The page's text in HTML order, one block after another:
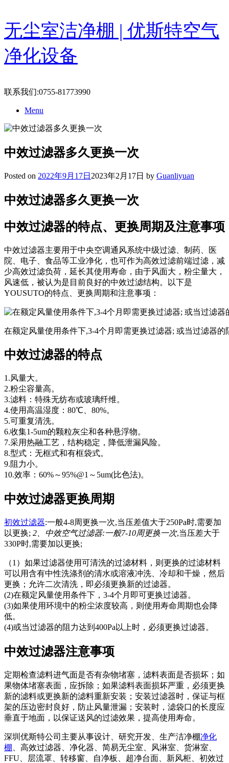
Skip
to
content
无尘室洁净棚 | 优斯特空气
净化设备
联系我们:0755-81773990
Menu
中效过滤器多久更换一次
Posted on 2022年9月17日 2023年2月17日 by Guanliyuan
中效过滤器多久更换一次
中效过滤器的特点、更换周期及注意事项
中效过滤器主要用于中央空调通风系统中级过滤、制药、医
院、电子、食品等工业净化，也可作为高效过滤前端过滤，减
少高效过滤负荷，延长其使用寿命，由于风面大，粉尘量大，
风速低，被认为是目前良好的中效过滤结构。以下是
YOUSUTO的特点、更换周期和注意事项：
在额定风量使用条件下,3-4个月即需更换过滤器; 或当过滤器
中效过滤器的特点
1.风量大。
2.粉尘容量高。
3.滤料：特殊无纺布或玻璃纤维。
4.使用高温湿度：80℃、80%。
5.可重复清洗。
6.收集1-5um的颗粒灰尘和各种悬浮物。
7.采用热融工艺，结构稳定，降低泄漏风险。
8.型式：无框式和有框袋式。
9.阻力小。
10.效率：60%～95%@1～5um(比色法)。
中效过滤器更换周期
初效过滤器:一般4-8周更换一次,当压差值大于250Pa时,需要加
以更换; 2、中效空气过滤器:一般7-10周更换一次,当压差大于
330P时,需要加以更换;
（1）如果过滤器使用可清洗的过滤材料，则更换的过滤材料
可以用含有中性洗涤剂的清水或溶液冲洗、冷却和干燥，然后
更换；允许二次清洗，即必须更换新的过滤器。
(2)在额定风量使用条件下，3-4个月即可更换过滤器。
(3)如果使用环境中的粉尘浓度较高，则使用寿命周期也会降
低。
(4)或当过滤器的阻力达到400Pa以上时，必须更换过滤器。
中效过滤器注意事项
定期检查滤料进气面是否有杂物堵塞，滤料表面是否损坏；如
果物体堵塞表面，应拆除；如果滤料表面损坏严重，必须更换
新的滤料或更换新的滤料重新安装；安装过滤器时，保证与框
架的压边密封良好，防止风量泄漏；安装时，滤袋口的长度应
垂直于地面，以保证送风的过滤效果，提高使用寿命。
深圳优斯特公司主要从事设计、研究开发、生产洁净棚净化
棚
、高效过滤器、净化器、简易无尘室、风淋室、货淋室、
FFU、层流罩、转移窗、自净板、超净台面、新风柜、初效过